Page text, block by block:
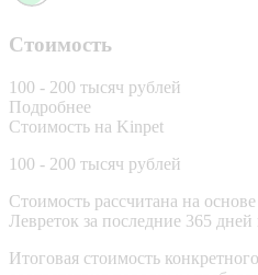
Стоимость
100 - 200 тысяч рублей
Подробнее
Стоимость на Kinpet
100 - 200 тысяч рублей
Стоимость рассчитана на
Левреток за последние 365 дней
Итоговая стоимость